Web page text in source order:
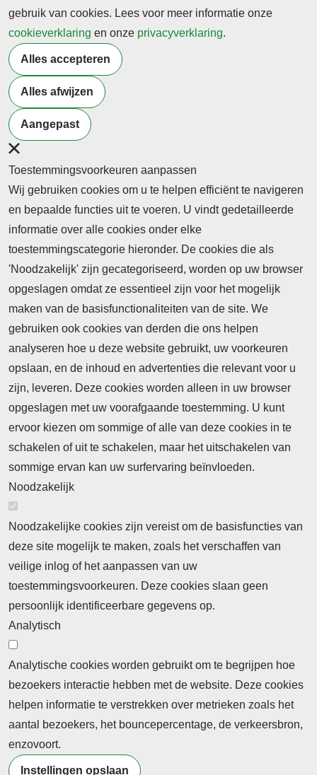
Meer weten?
www.lerenhoezo.be
www.lannoocampus.be
Terug naar nieuwsoverzicht
gebruik van cookies. Lees voor meer informatie onze
cookieverklaring en onze privacyverklaring.
Alles accepteren
Alles afwijzen
Aangepast
Toestemmingsvoorkeuren aanpassen
Wij gebruiken cookies om u te helpen efficiënt te navigeren
en bepaalde functies uit te voeren. U vindt gedetailleerde
informatie over alle cookies onder elke
toestemmingscategorie hieronder. De cookies die als
'Noodzakelijk' zijn gecategoriseerd, worden op uw browser
opgeslagen omdat ze essentieel zijn voor het mogelijk
maken van de basisfunctionaliteiten van de site. We
gebruiken ook cookies van derden die ons helpen
analyseren hoe u deze website gebruikt, uw voorkeuren
opslaan, en de inhoud en advertenties die relevant voor u
zijn, leveren. Deze cookies worden alleen in uw browser
opgeslagen met uw voorafgaande toestemming. U kunt
ervoor kiezen om sommige of alle van deze cookies in te
schakelen of uit te schakelen, maar het uitschakelen van
sommige ervan kan uw surfervaring beïnvloeden.
Noodzakelijk
Noodzakelijke cookies zijn vereist om de basisfuncties van
deze site mogelijk te maken, zoals het verschaffen van
veilige inlog of het aanpassen van uw
toestemmingsvoorkeuren. Deze cookies slaan geen
persoonlijk identificeerbare gegevens op.
Analytisch
Analytische cookies worden gebruikt om te begrijpen hoe
bezoekers interactie hebben met de website. Deze cookies
helpen informatie te verstrekken over metrieken zoals het
aantal bezoekers, het bouncepercentage, de verkeersbron,
enzovoort.
Instellingen opslaan
Nieuws
Neem contact op
Algemene Leveringsvoorwaarden
Cookieverklaring
Privacyverklaring
Abonnementinformatie Inlogprocedure
Nieuws
Laatste nieuws
Meld u aan voor onze nieuwsbrief
Ontvang 2 keer per maand de nieuwsbrief met
persberichten, actualiteiten, nieuws en personalia uit het
beroepsonderwijs.